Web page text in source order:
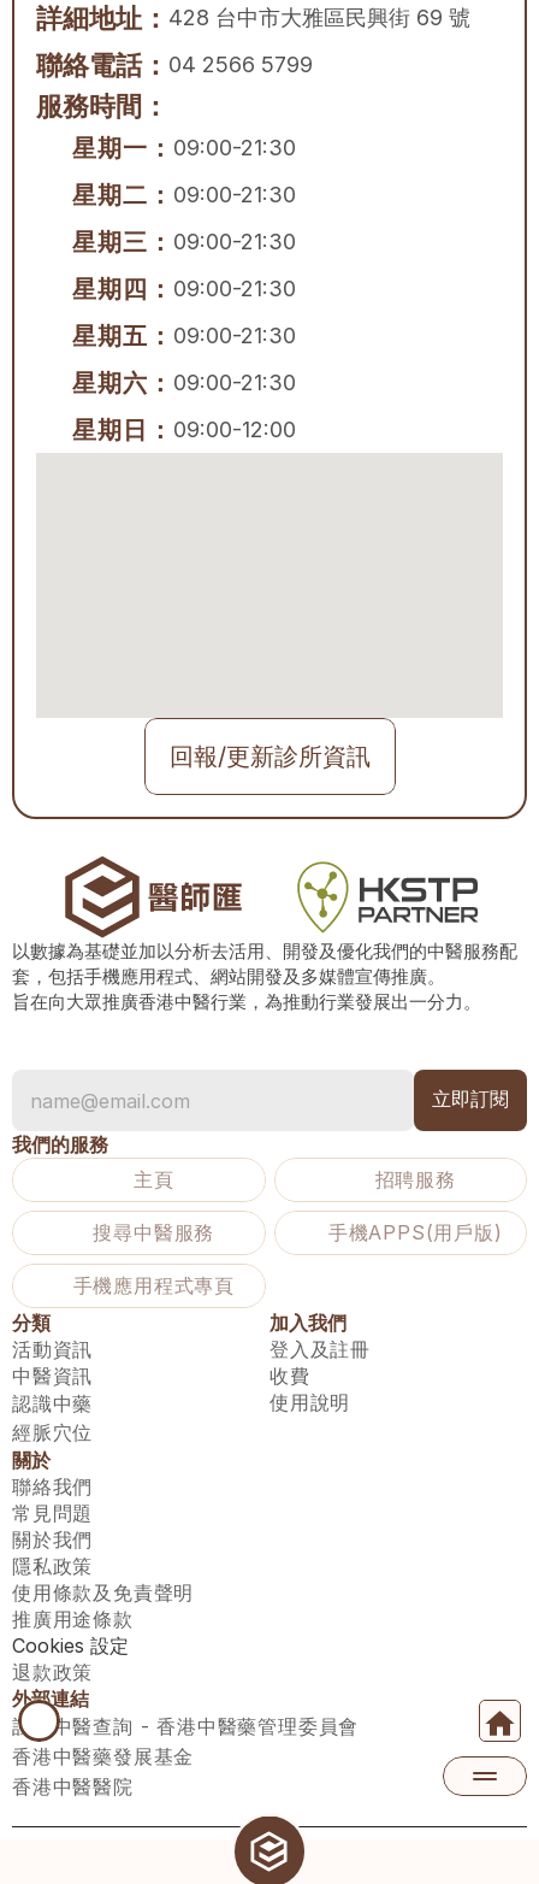
詳細地址： 428 台中市大雅區民興街 69 號
聯絡電話： 04 2566 5799
服務時間：
星期一： 09:00-21:30
星期二： 09:00-21:30
星期三： 09:00-21:30
星期四： 09:00-21:30
星期五： 09:00-21:30
星期六： 09:00-21:30
星期日： 09:00-12:00
回報/更新診所資訊
以數據為基礎並加以分析去活用、開發及優化我們的中醫服務配
套，包括手機應用程式、網站開發及多媒體宣傳推廣。
旨在向大眾推廣香港中醫行業，為推動行業發展出一分力。
我們的服務
主頁
招聘服務
搜尋中醫服務 手機APPS(用戶版)
手機應用程式專頁
分類
活動資訊
中醫資訊
認識中藥
經脈穴位
加入我們
登入及註冊
收費
使用說明
關於
聯絡我們
常見問題
關於我們
隱私政策
使用條款及免責聲明
推廣用途條款
Cookies 設定
退款政策
外部連結
註冊中醫查詢 - 香港中醫藥管理委員會
香港中醫藥發展基金
香港中醫醫院
醫師匯有限公司 ECWAY LIMITED Copyright 2026© All rights